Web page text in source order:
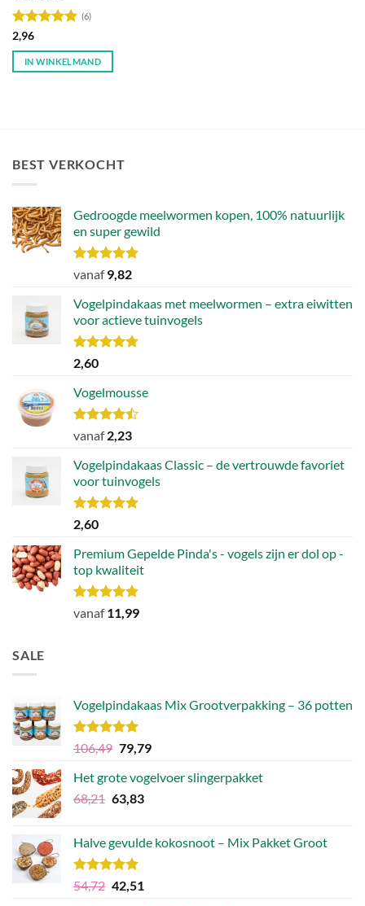
Waardering
5uit 5
(6)
2,96
IN WINKELMAND
BEST VERKOCHT
Gedroogde meelwormen kopen, 100% natuurlijk
en super gewild
Waardering
uit 5
vanaf9,82
Vogelpindakaas met meelwormen – extra eiwitten
voor actieve tuinvogels
Waardering
4.78
2,60
Vogelmousse
Waardering
uit 5
vanaf2,23
Vogelpindakaas Classic – de vertrouwde favoriet
voor tuinvogels
Waardering
5.00
2,60
Premium Gepelde Pinda's - vogels zijn er dol op -
top kwaliteit
Waardering
uit 5
vanaf11,99
SALE
Vogelpindakaas Mix Grootverpakking – 36 potten
Waardering
uit 5
106,49 Oorspronkelijke
was:
€106,49.
79,79Huidige
is:
Het grote vogelvoer slingerpakket
68,21 Oorspronkelijke
€68,21.
63,83Huidige
€63,83.
Halve gevulde kokosnoot – Mix Pakket Groot
Waardering
5.00
uit 5
54,72 Oorspronkelijke
42,51